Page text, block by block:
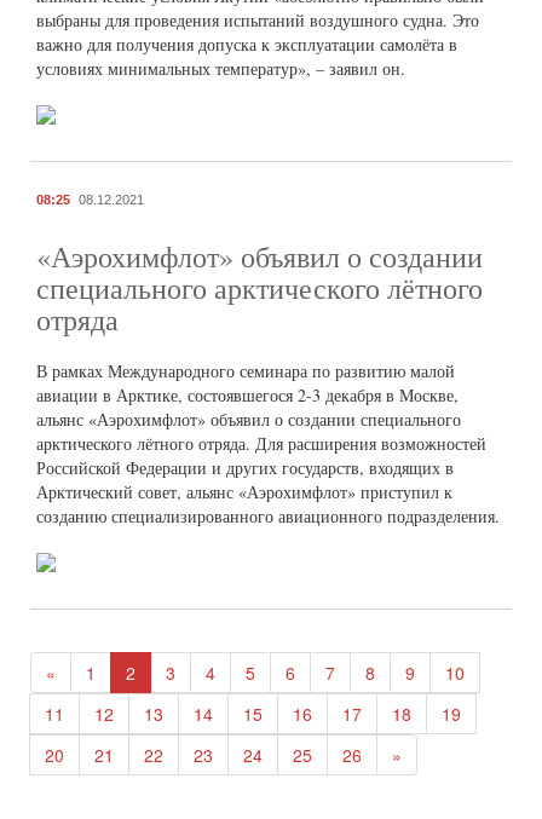
выбраны для проведения испытаний воздушного судна. Это
важно для получения допуска к эксплуатации самолёта в
условиях минимальных температур», – заявил он.
08:25 08.12.2021
«Аэрохимфлот» объявил о создании
специального арктического лётного
отряда
В рамках Международного семинара по развитию малой
авиации в Арктике, состоявшегося 2-3 декабря в Москве,
альянс «Аэрохимфлот» объявил о создании специального
арктического лётного отряда. Для расширения возможностей
Российской Федерации и других государств, входящих в
Арктический совет, альянс «Аэрохимфлот» приступил к
созданию специализированного авиационного подразделения.
« 1 2 3 4 5 6 7 8 9
10
11
12 13 14 15 16 17 18
19
20
21 22 23 24 25 26 »